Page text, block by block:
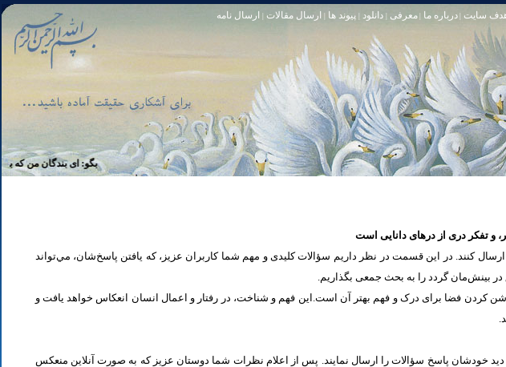
سایت |درباره ما |معرفی دانلود پیوند ها ارسال مقالات ارسال نامه
بگو: اى بندگان من كه برتا [مبادا] كسى بگويد: افسوس بر آنچه در كار خدا كوتاهى كردم! و حقّا كه من از ريشخند كنندگان بودم. سوره زمر 56
و تفکر دری از درهای دانایی است
کنند. در این قسمت در نظر داریم سؤالات کلیدی و مهم شما كاربران عزیز، که یافتن پاسخ‌‌شان، مي‌تواند
در بینش‌مان گردد را به بحث جمعی بگذاریم.
کردن فضا برای درک و فهم بهتر آن است.این فهم و شناخت، در رفتار و اعمال انسان انعكاس خواهد يافت و
خودشان پاسخ سؤالات را ارسال نمایند. پس از اعلام نظرات شما دوستان عزیز که به صورت آنلاین منعکس